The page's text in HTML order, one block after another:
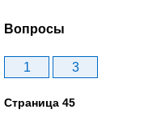
Вопросы
1 3
Страница 45